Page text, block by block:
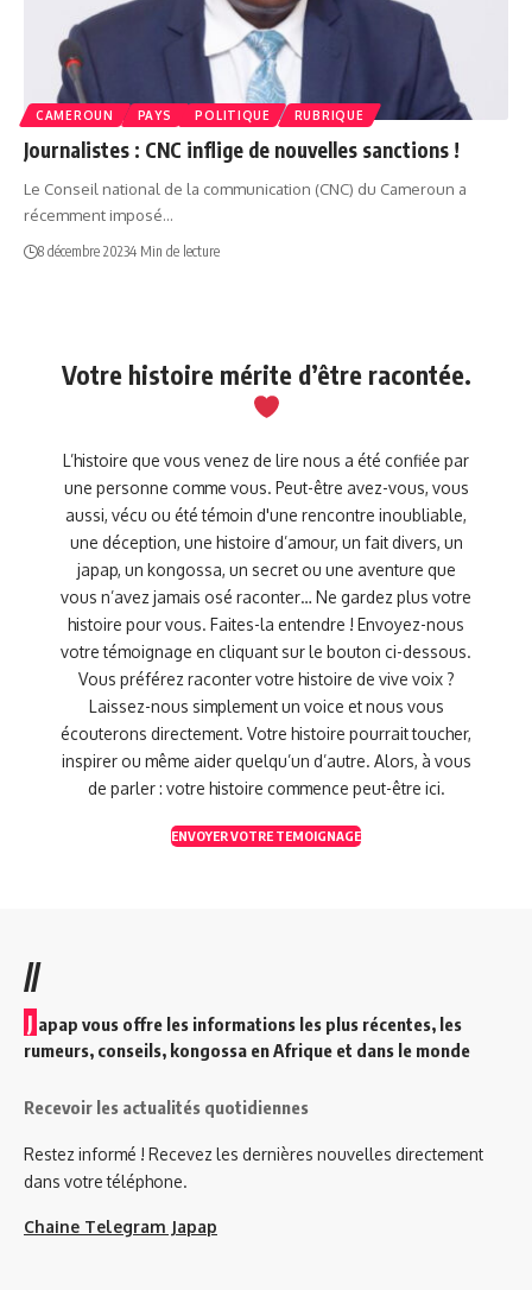
CAMEROUN PAYS POLITIQUE RUBRIQUE
Journalistes : CNC inflige de nouvelles sanctions !
Le Conseil national de la communication (CNC) du Cameroun a
récemment imposé…
8 décembre 20234 Min de lecture
Votre histoire mérite d’être racontée.
L’histoire que vous venez de lire nous a été confiée par
une personne comme vous. Peut-être avez-vous, vous
aussi, vécu ou été témoin d'une rencontre inoubliable,
une déception, une histoire d’amour, un fait divers, un
japap, un kongossa, un secret ou une aventure que
vous n’avez jamais osé raconter… Ne gardez plus votre
histoire pour vous. Faites-la entendre ! Envoyez-nous
votre témoignage en cliquant sur le bouton ci-dessous.
Vous préférez raconter votre histoire de vive voix ?
Laissez-nous simplement un voice et nous vous
écouterons directement. Votre histoire pourrait toucher,
inspirer ou même aider quelqu’un d’autre. Alors, à vous
de parler : votre histoire commence peut-être ici.
ENVOYER VOTRE TEMOIGNAGE
//
J apap vous offre les informations les plus récentes, les
rumeurs, conseils, kongossa en Afrique et dans le monde
Recevoir les actualités quotidiennes
Restez informé ! Recevez les dernières nouvelles directement
dans votre téléphone.
Chaine Telegram Japap